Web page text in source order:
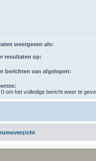
weergeven als:
resultaten op:
berichten van afgelopen:
om het volledige bericht weer te